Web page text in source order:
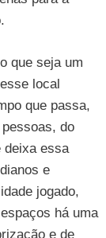
que seja um
local
que passa,
do
deixa essa
e
jogado,
há uma
e de